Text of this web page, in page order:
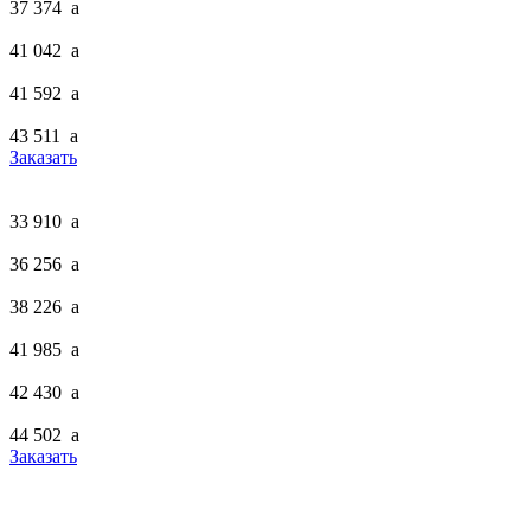
37 374 a
41 042 a
41 592 a
43 511 a
Заказать
33 910 a
36 256 a
38 226 a
41 985 a
42 430 a
44 502 a
Заказать